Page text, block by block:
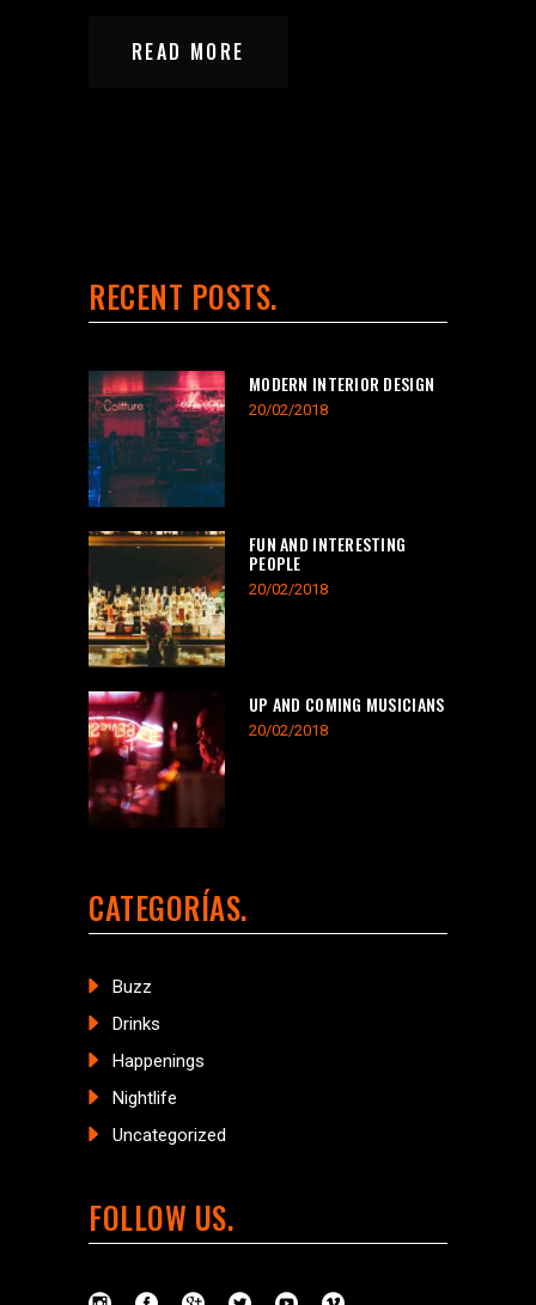
READ MORE
RECENT POSTS
MODERN INTERIOR DESIGN
20/02/2018
FUN AND INTERESTING
PEOPLE
20/02/2018
UP AND COMING MUSICIANS
20/02/2018
CATEGORÍAS
Buzz
Drinks
Happenings
Nightlife
Uncategorized
FOLLOW US